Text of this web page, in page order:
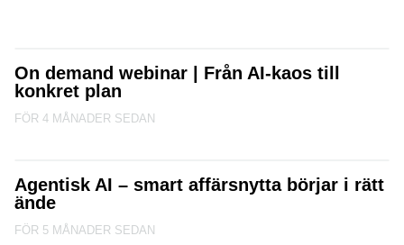
On demand webinar | Från AI-kaos till
konkret plan
FÖR 4 MÅNADER SEDAN
Agentisk AI – smart affärsnytta börjar i rätt
ände
FÖR 5 MÅNADER SEDAN